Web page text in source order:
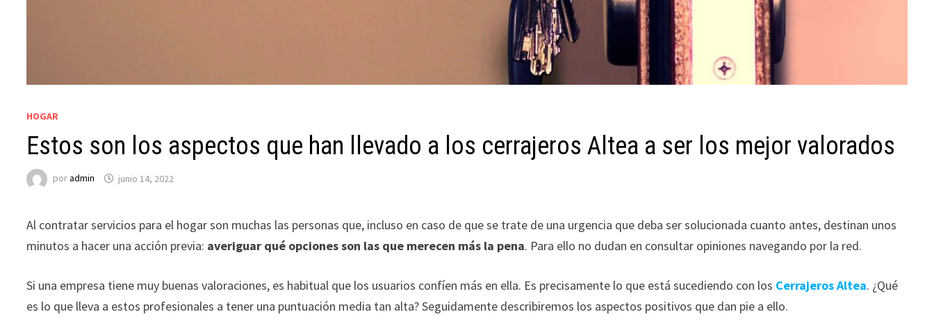
HOGAR
Estos son los aspectos que han llevado a los cerrajeros Altea a ser los mejor valorados
poradmin junio 14, 2022
Al contratar servicios para el hogar son muchas las personas que, incluso en caso de que se trate de una urgencia que deba ser solucionada cuanto antes, destinan unos
minutos a hacer una acción previa: averiguar qué opciones son las que merecen más la pena. Para ello no dudan en consultar opiniones navegando por la red.
Si una empresa tiene muy buenas valoraciones, es habitual que los usuarios confíen más en ella. Es precisamente lo que está sucediendo con los Cerrajeros Altea. ¿Qué
es lo que lleva a estos profesionales a tener una puntuación media tan alta? Seguidamente describiremos los aspectos positivos que dan pie a ello.